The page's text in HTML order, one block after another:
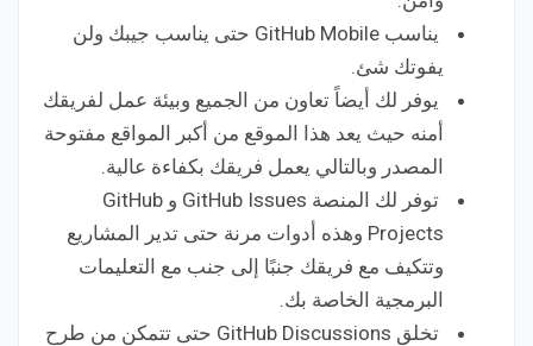
يناسب GitHub Mobile حتى يناسب جيبك ولن
يفوتك شئ.
يوفر لك أيضاً تعاون من الجميع وبيئة عمل لفريقك
أمنه حيث يعد هذا الموقع من أكبر المواقع مفتوحة
المصدر وبالتالي يعمل فريقك بكفاءة عالية.
توفر لك المنصة GitHub Issues و GitHub
Projects وهذه أدوات مرنة حتى تدير المشاريع
وتتكيف مع فريقك جنبًا إلى جنب مع التعليمات
البرمجية الخاصة بك.
تخلق GitHub Discussions حتى تتمكن من طرح